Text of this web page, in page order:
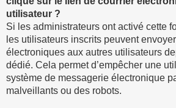
utilisateur ?
Si les administrateurs ont activé cette
les utilisateurs inscrits peuvent
électroniques aux autres utilisateurs
dédié. Cela permet d’empêcher une
système de messagerie électronique
malveillants ou des robots.